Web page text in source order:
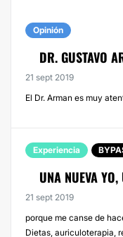
Opinión
DR. GUSTAVO
21 sept 2019
El Dr. Arman es muy
Experiencia
UNA NUEVA
21 sept 2019
porque me canse de
Dietas, auriculoterapia,